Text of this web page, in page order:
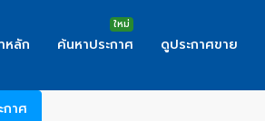
หลัก ค้นหาประกาศ ดูประกาศขาย
กาศ